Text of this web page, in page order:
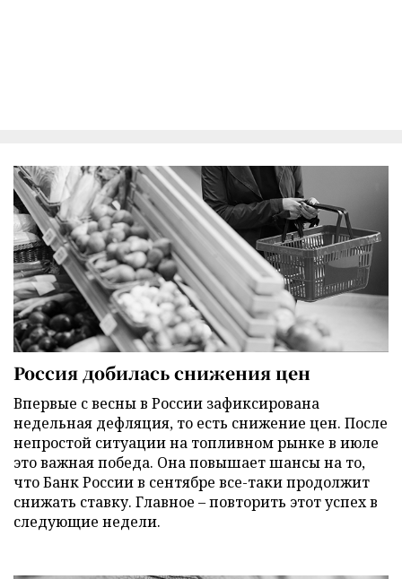
Россия добилась снижения цен
Впервые с весны в России зафиксирована
недельная дефляция, то есть снижение цен. После
непростой ситуации на топливном рынке в июле
это важная победа. Она повышает шансы на то,
что Банк России в сентябре все-таки продолжит
снижать ставку. Главное – повторить этот успех в
следующие недели.